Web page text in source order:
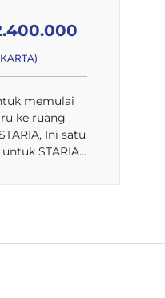
memulai
ke ruang
Ini satu
STARIA...